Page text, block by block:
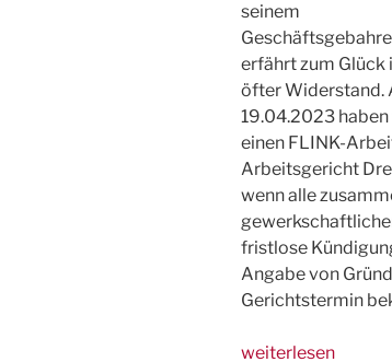
seinem
erfährt zum Glück
öfter Widerstand.
19.04.2023 haben
einen FLINK-
Arbeitsgericht
wenn alle
fristlose
Angabe von
Gerichtstermin
„FLINK
weiterlesen